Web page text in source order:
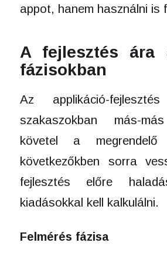
appot, hanem használni is
A fejlesztés ára
fázisokban
Az applikáció-
szakaszokban más-
követel a
következőkben sorra
fejlesztés előre
kiadásokkal kell kalkulálni.
Felmérés fázisa